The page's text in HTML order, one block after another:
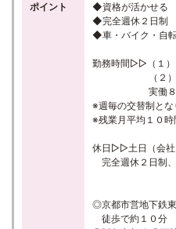
ポイント
◆資格が活かせる
◆完全週休２日制
◆車・バイク・自
勤務時間▷▷（１）
（２）１０
実働８時間
※週毎の交替制と
※残業月平均１０時
休日▷▷土日（会社
完全週休２日制
◎京都市営地下鉄
徒歩で約１０分